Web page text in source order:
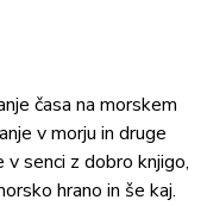
časa na morskem
v morju in druge
senci z dobro knjigo,
hrano in še kaj.